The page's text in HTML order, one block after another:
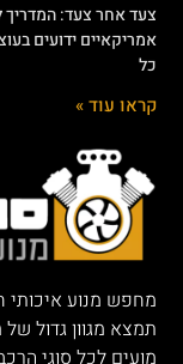
צעד אחר צעד: המדריך
אמריקאיים ידועים
כל
קראו עוד »
מחפש מנוע
תמצא מגוון גדול של
מועים לכל סוגי